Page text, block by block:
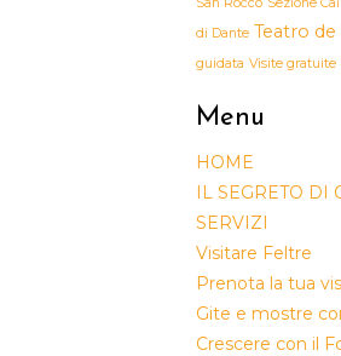
di Dante Teatro de
guidata Visite gratuite
Menu
HOME
IL SEGRETO DI
SERVIZI
Visitare Feltre
Prenota la tua
Gite e mostre
Crescere con il